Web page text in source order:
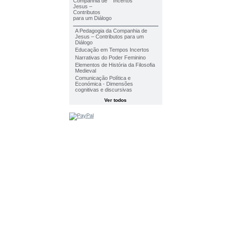
A Pedagogia da Companhia de
Jesus – Contributos para um
Diálogo
Educação em Tempos Incertos
Narrativas do Poder Feminino
Elementos de História da Filosofia
Medieval
Comunicação Política e
Económica - Dimensões
cognitivas e discursivas
Ver todos